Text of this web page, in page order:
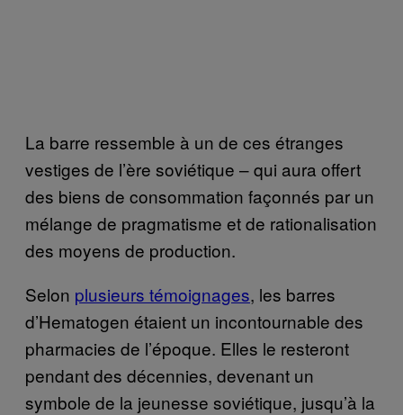
La barre ressemble à un de ces étranges
vestiges de l’ère soviétique – qui aura offert
des biens de consommation façonnés par un
mélange de pragmatisme et de rationalisation
des moyens de production.
Selon plusieurs témoignages, les barres
d’Hematogen étaient un incontournable des
pharmacies de l’époque. Elles le resteront
pendant des décennies, devenant un
symbole de la jeunesse soviétique, jusqu’à la